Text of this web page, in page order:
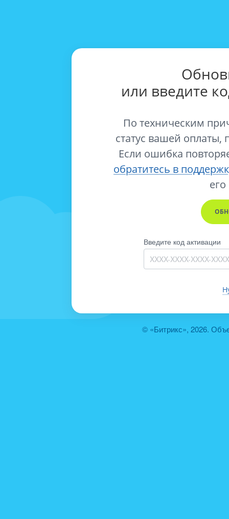
© «Битрикс», 2026.
или введите
По техническим
статус вашей оплаты,
Если ошибка
обратитесь в
его
Введите код активации